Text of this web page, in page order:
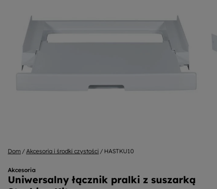
Dom Akcesoria i środki czystości HASTKU10
Akcesoria
Uniwersalny łącznik pralki z suszarką